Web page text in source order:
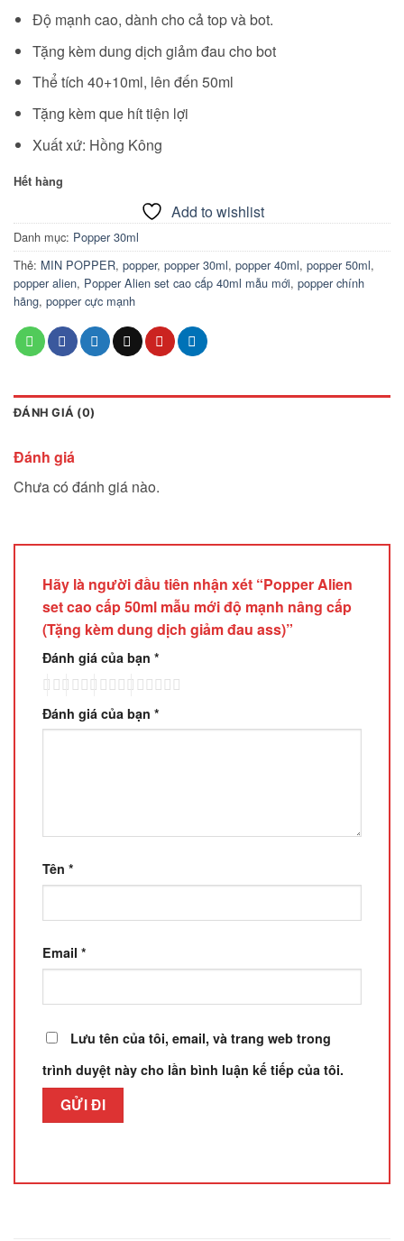
Độ mạnh cao, dành cho cả top và bot.
Tặng kèm dung dịch giảm đau cho bot
Thể tích 40+10ml, lên đến 50ml
Tặng kèm que hít tiện lợi
Xuất xứ: Hồng Kông
Hết hàng
Add to wishlist
Danh mục: Popper 30ml
Thẻ: MIN POPPER, popper, popper 30ml, popper 40ml, popper 50ml,
popper alien, Popper Alien set cao cấp 40ml mẫu mới, popper chính
hãng, popper cực mạnh
ĐÁNH GIÁ (0)
Đánh giá
Chưa có đánh giá nào.
Hãy là người đầu tiên nhận xét “Popper Alien
set cao cấp 50ml mẫu mới độ mạnh nâng cấp
(Tặng kèm dung dịch giảm đau ass)”
Đánh giá của bạn *
Đánh giá của bạn *
Tên *
Email *
Lưu tên của tôi, email, và trang web trong
trình duyệt này cho lần bình luận kế tiếp của tôi.